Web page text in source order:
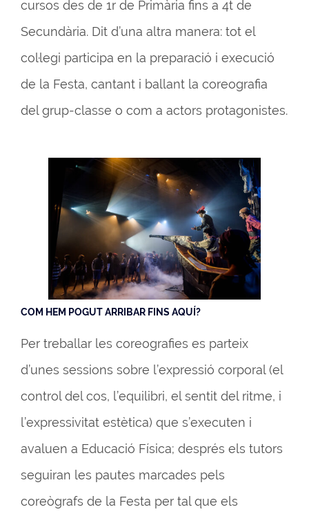
cursos des de 1r de Primària fins a 4t de
Secundària. Dit d’una altra manera: tot el
col·legi participa en la preparació i execució
de la Festa, cantant i ballant la coreografia
del grup-classe o com a actors protagonistes.
COM HEM POGUT ARRIBAR FINS AQUÍ?
Per treballar les coreografies es parteix
d’unes sessions sobre l’expressió corporal (el
control del cos, l’equilibri, el sentit del ritme, i
l’expressivitat estètica) que s’executen i
avaluen a Educació Física; després els tutors
seguiran les pautes marcades pels
coreògrafs de la Festa per tal que els